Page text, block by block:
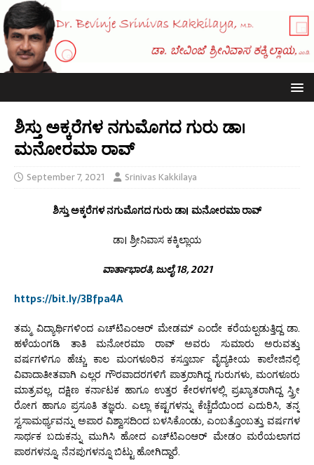
ಶಿಸ್ತು ಅಕ್ಕರೆಗಳ ನಗುಮೊಗದ ಗುರು ಡಾ।
ಮನೋರಮಾ ರಾವ್
September 7, 2021 Srinivas Kakkilaya
ಶಿಸ್ತು ಅಕ್ಕರೆಗಳ ನಗುಮೊಗದ ಗುರು ಡಾ। ಮನೋರಮಾ ರಾವ್
ಡಾ। ಶ್ರೀನಿವಾಸ ಕಕ್ಕಿಲ್ಲಾಯ
ವಾರ್ತಾಭಾರತಿ, ಜುಲೈ 18, 2021
https://bit.ly/3Bfpa4A
ತಮ್ಮ ವಿದ್ಯಾರ್ಥಿಗಳಿಂದ ಎಚ್‌ಟಿಎಂಆರ್ ಮೇಡಮ್ ಎಂದೇ ಕರೆಯಲ್ಪಡುತ್ತಿದ್ದ ಡಾ.
ಹಳೆಯಂಗಡಿ ತಾತಿ ಮನೋರಮಾ ರಾವ್ ಅವರು ಸುಮಾರು ಅರುವತ್ತು
ವರ್ಷಗಳಿಗೂ ಹೆಚ್ಚು ಕಾಲ ಮಂಗಳೂರಿನ ಕಸ್ತೂರ್ಬಾ ವೈದ್ಯಕೀಯ ಕಾಲೇಜಿನಲ್ಲಿ
ವಿವಾದಾತೀತವಾಗಿ ಎಲ್ಲರ ಗೌರವಾದರಗಳಿಗೆ ಪಾತ್ರರಾಗಿದ್ದ ಗುರುಗಳು, ಮಂಗಳೂರು
ಮಾತ್ರವಲ್ಲ, ದಕ್ಷಿಣ ಕರ್ನಾಟಕ ಹಾಗೂ ಉತ್ತರ ಕೇರಳಗಳಲ್ಲಿ ಪ್ರಖ್ಯಾತರಾಗಿದ್ದ ಸ್ತ್ರೀ
ರೋಗ ಹಾಗೂ ಪ್ರಸೂತಿ ತಜ್ಞರು. ಎಲ್ಲಾ ಕಷ್ಟಗಳನ್ನು ಕೆಚ್ಚೆದೆಯಿಂದ ಎದುರಿಸಿ, ತನ್ನ
ಸ್ವಸಾಮರ್ಥ್ಯವನ್ನು ಅಪಾರ ವಿಶ್ವಾಸದಿಂದ ಬಳಸಿಕೊಂಡು, ಎಂಬತ್ತೊಂಬತ್ತು ವರ್ಷಗಳ
ಸಾರ್ಥಕ ಬದುಕನ್ನು ಮುಗಿಸಿ ಹೋದ ಎಚ್‌ಟಿಎಂಆರ್ ಮೇಡಂ ಮರೆಯಲಾಗದ
ಪಾಠಗಳನ್ನೂ, ನೆನಪುಗಳನ್ನೂ ಬಿಟ್ಟು ಹೋಗಿದ್ದಾರೆ.